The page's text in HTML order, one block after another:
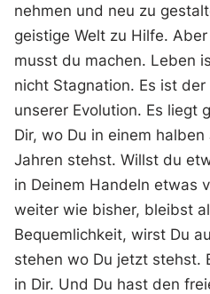
nehmen und neu zu
geistige Welt zu Hilfe.
musst du machen. Leben
nicht Stagnation. Es ist
unserer Evolution. Es liegt
Dir, wo Du in einem
Jahren stehst. Willst du
in Deinem Handeln etwas
weiter wie bisher, bleibst
Bequemlichkeit, wirst Du
stehen wo Du jetzt stehst.
in Dir. Und Du hast den